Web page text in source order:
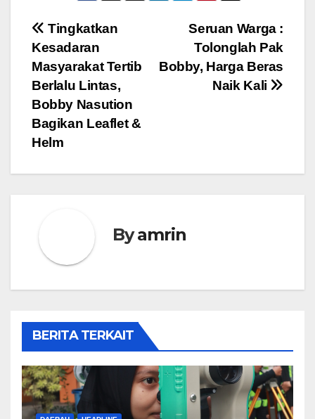
Navigasi
pos
Seruan Warga :
Tolonglah Pak
Bobby, Harga Beras
Naik Kali
Tingkatkan
Kesadaran
Masyarakat Tertib
Berlalu Lintas,
Bobby Nasution
Bagikan Leaflet &
Helm
Byamrin
BERITA TERKAIT